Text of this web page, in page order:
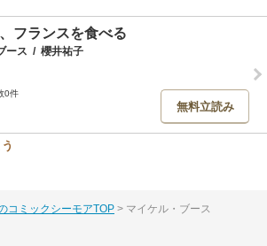
フランスを食べる
ース / 櫻井祐子
0件
無料立読み
コミックシーモアTOP マイケル・ブース